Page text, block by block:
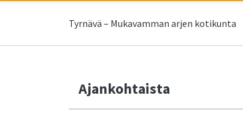
Tyrnävä – Mukavamman arjen kotikunta
Ajankohtaista